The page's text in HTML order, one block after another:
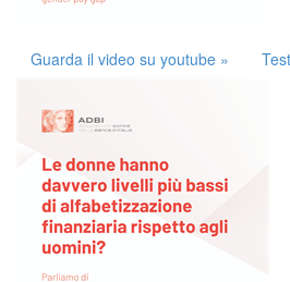
Guarda il video su youtube »